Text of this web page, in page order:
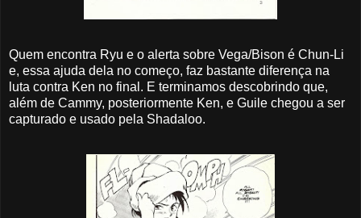
Quem encontra Ryu e o alerta sobre Vega/Bison é Chun-Li
e, essa ajuda dela no começo, faz bastante diferença na
luta contra Ken no final. E terminamos descobrindo que,
além de Cammy, posteriormente Ken, e Guile chegou a ser
capturado e usado pela Shadaloo.